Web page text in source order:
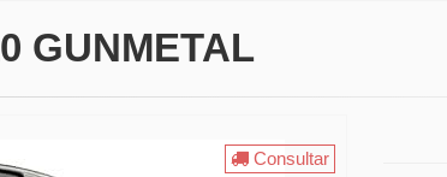
GUNMETAL
Consultar